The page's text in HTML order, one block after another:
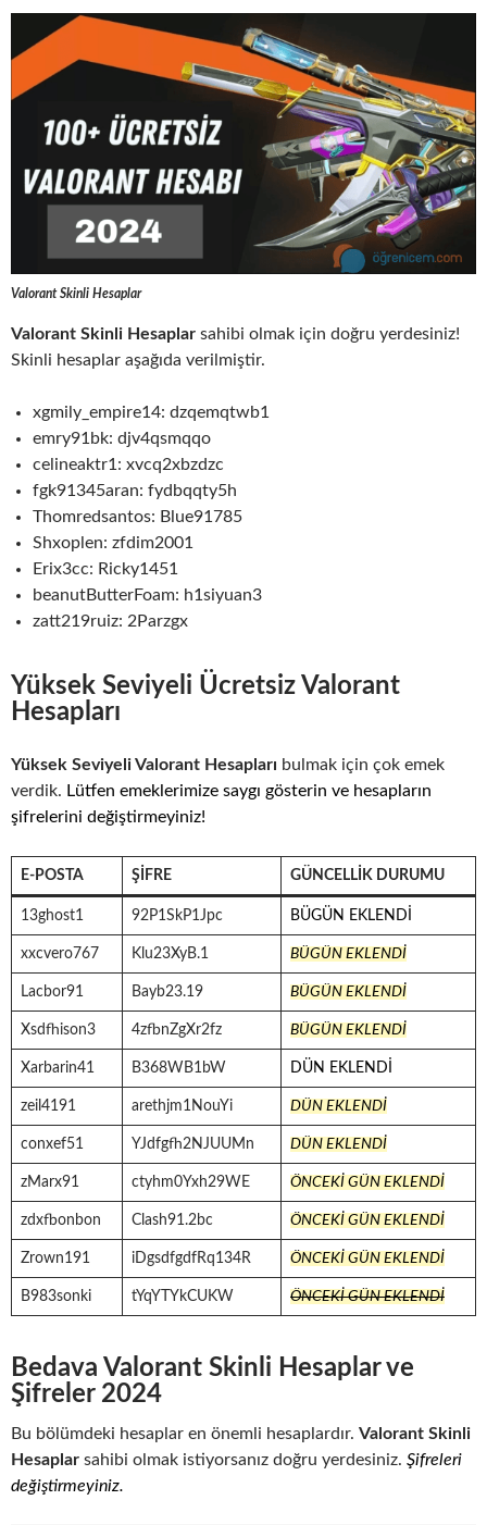
Valorant Skinli Hesaplar
Valorant Skinli Hesaplar sahibi olmak için doğru yerdesiniz!
Skinli hesaplar aşağıda verilmiştir.
xgmily_empire14: dzqemqtwb1
emry91bk: djv4qsmqqo
celineaktr1: xvcq2xbzdzc
fgk91345aran: fydbqqty5h
Thomredsantos: Blue91785
Shxoplen: zfdim2001
Erix3cc: Ricky1451
beanutButterFoam: h1siyuan3
zatt219ruiz: 2Parzgx
Yüksek Seviyeli Ücretsiz Valorant
Hesapları
Yüksek Seviyeli Valorant Hesapları bulmak için çok emek
verdik. Lütfen emeklerimize saygı gösterin ve hesapların
şifrelerini değiştirmeyiniz!
E-POSTA ŞIFRE GÜNCELLIK DURUMU
13ghost1 92P1SkP1Jpc BÜGÜN EKLENDİ
xxcvero767 Klu23XyB.1 BÜGÜN EKLENDİ
Lacbor91 Bayb23.19 BÜGÜN EKLENDİ
Xsdfhison3 4zfbnZgXr2fz BÜGÜN EKLENDİ
Xarbarin41 B368WB1bW DÜN EKLENDİ
zeil4191 arethjm1NouYi DÜN EKLENDİ
conxef51 YJdfgfh2NJUUMn DÜN EKLENDİ
zMarx91 ctyhm0Yxh29WE ÖNCEKİ GÜN EKLENDİ
zdxfbonbon Clash91.2bc ÖNCEKİ GÜN EKLENDİ
Zrown191 iDgsdfgdfRq134R ÖNCEKİ GÜN EKLENDİ
B983sonki tYqYTYkCUKW ÖNCEKİ GÜN EKLENDİ
Bedava Valorant Skinli Hesaplar ve
Şifreler 2024
Bu bölümdeki hesaplar en önemli hesaplardır. Valorant Skinli
Hesaplar sahibi olmak istiyorsanız doğru yerdesiniz. Şifreleri
değiştirmeyiniz.